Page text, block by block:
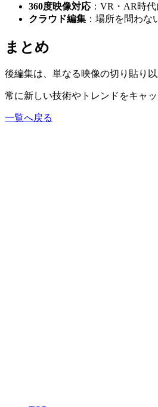
360度映像対応 ：VR・AR時
クラウド編集 ：場所を問わ
まとめ
後編集は、単なる映像の切り貼り
常に新しい技術やトレンドをキャ
一覧へ戻る